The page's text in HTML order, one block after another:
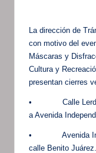
La dirección de
con motivo del
Máscaras y
Cultura y
presentan cierres
• Calle Lerdo de
a Avenida
• Avenida
calle Benito Juárez.